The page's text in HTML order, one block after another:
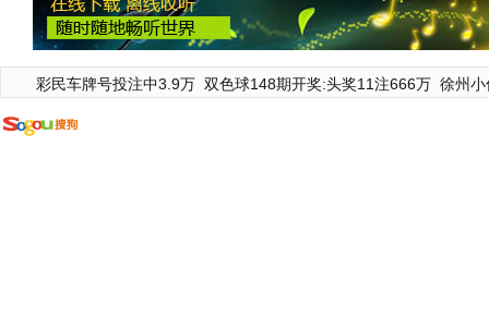
彩民车牌号投注中3.9万 双色球148期开奖:头奖11注666万 徐州